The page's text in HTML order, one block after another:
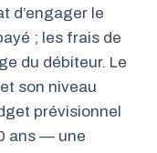
d’engager le
; les frais de
du débiteur. Le
son niveau
prévisionnel
ans — une